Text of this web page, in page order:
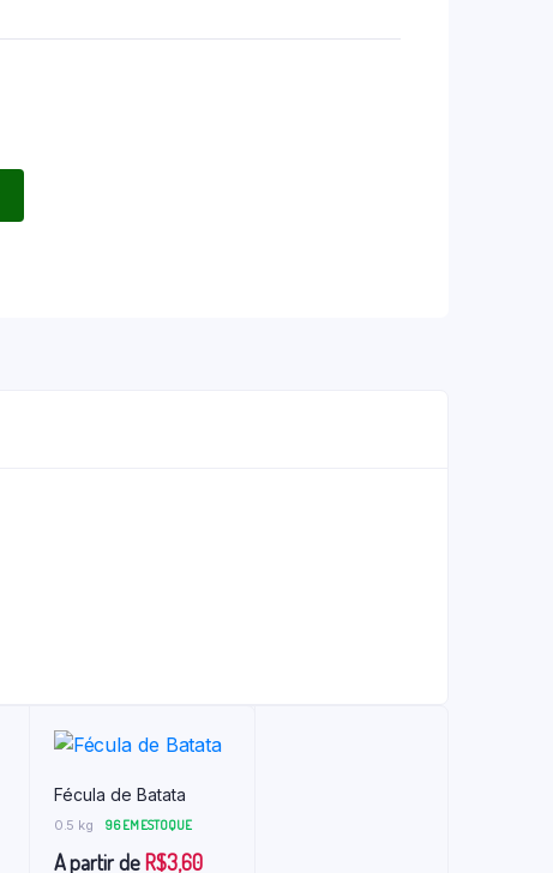
Fécula de Batata
0.5 kg 96 EM ESTOQUE
A partir deR$3,60